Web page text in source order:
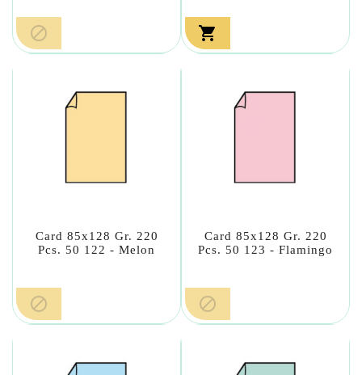
 
Card 85x128 Gr. 220
Pcs. 50 122 - Melon

Card 85x128 Gr. 220
Pcs. 50 123 - Flamingo
